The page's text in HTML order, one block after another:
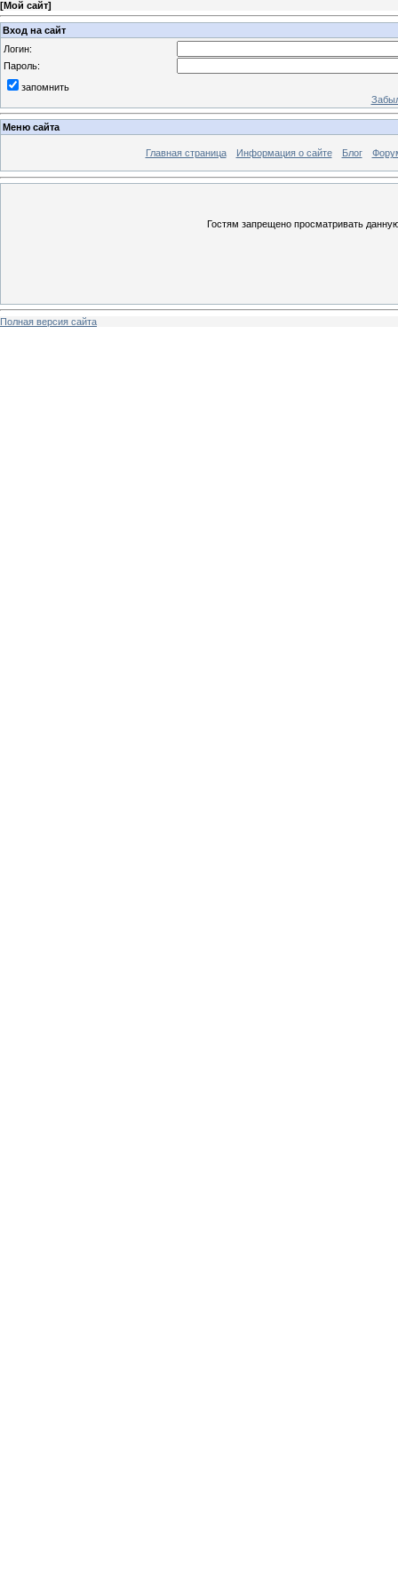
[Мой сайт]
Вход на сайт
Логин:
Пароль:
запомнить
Меню сайта
Главная страница Информация о сайте Блог
Гостям запрещено просматривать
Полная версия сайта